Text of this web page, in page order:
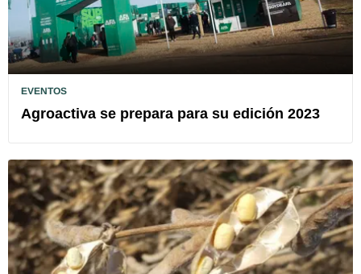
EVENTOS
Agroactiva se prepara para su edición 2023